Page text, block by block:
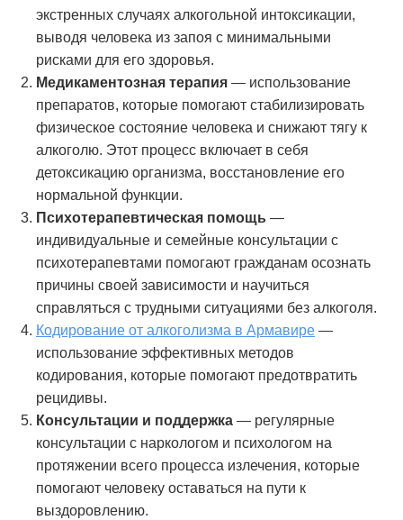
экстренных случаях алкогольной интоксикации,
выводя человека из запоя с минимальными
рисками для его здоровья.
Медикаментозная терапия — использование
препаратов, которые помогают стабилизировать
физическое состояние человека и снижают тягу к
алкоголю. Этот процесс включает в себя
детоксикацию организма, восстановление его
нормальной функции.
Психотерапевтическая помощь —
индивидуальные и семейные консультации с
психотерапевтами помогают гражданам осознать
причины своей зависимости и научиться
справляться с трудными ситуациями без алкоголя.
Кодирование от алкоголизма в Армавире —
использование эффективных методов
кодирования, которые помогают предотвратить
рецидивы.
Консультации и поддержка — регулярные
консультации с наркологом и психологом на
протяжении всего процесса излечения, которые
помогают человеку оставаться на пути к
выздоровлению.